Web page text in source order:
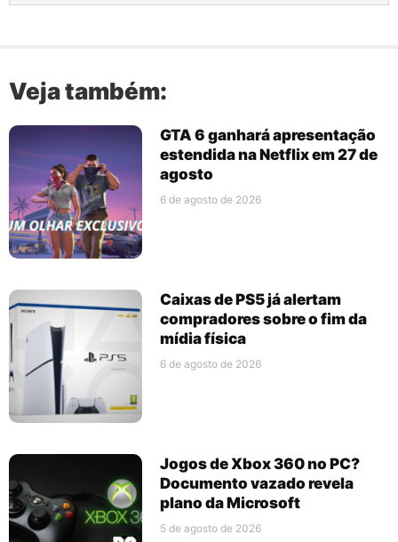
Veja também:
GTA 6 ganhará apresentação
estendida na Netflix em 27 de
agosto
6 de agosto de 2026
Caixas de PS5 já alertam
compradores sobre o fim da
mídia física
6 de agosto de 2026
Jogos de Xbox 360 no PC?
Documento vazado revela
plano da Microsoft
5 de agosto de 2026